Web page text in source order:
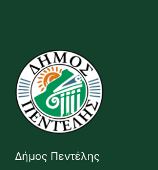
Δήμος Πεντέλης